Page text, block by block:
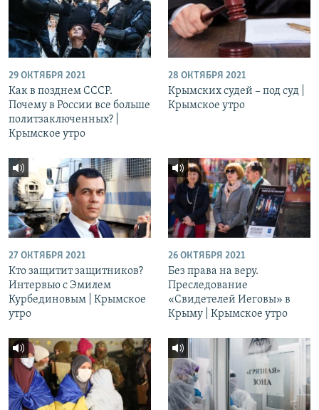
29 ОКТЯБРЯ 2021
Как в позднем СССР.
Почему в России все больше
политзаключенных? |
Крымское утро
28 ОКТЯБРЯ 2021
Крымских судей – под суд |
Крымское утро
27 ОКТЯБРЯ 2021
Кто защитит защитников?
Интервью с Эмилем
Курбединовым | Крымское
утро
26 ОКТЯБРЯ 2021
Без права на веру.
Преследование
«Свидетелей Иеговы» в
Крыму | Крымское утро